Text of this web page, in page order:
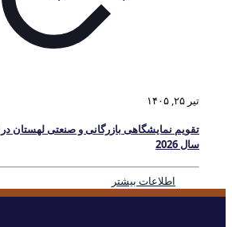
تیر ۲۵, ۱۴۰۵
تقویم نمایشگاهی بازرگانی و صنعتی لهستان
سال 2026
اطلاعات بیشتر